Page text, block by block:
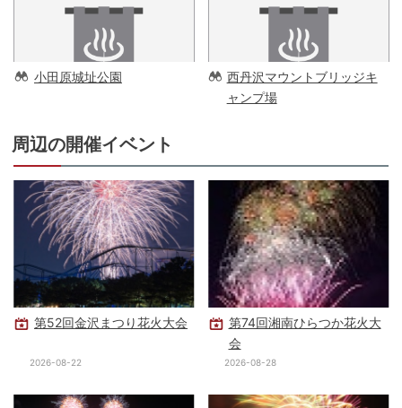
小田原城址公園
西丹沢マウントブリッジキ
ャンプ場
周辺の開催イベント
第52回金沢まつり花火大会
2026-08-22
第74回湘南ひらつか花火大
会
2026-08-28